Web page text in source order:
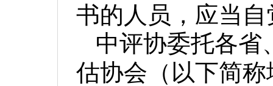
书的人员，应当
中评协委托各省
估协会（以下简